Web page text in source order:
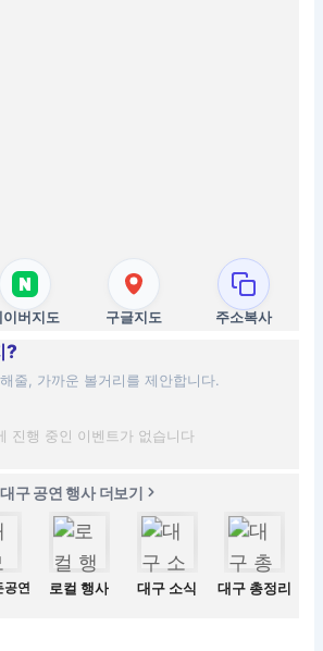
이버지도 구글지도 주소복사
?
줄, 가까운 볼거리를 제안합니다.
진행 중인 이벤트가 없습니다
대구 공연 행사 더보기
공연 로컬 행사 대구 소식 대구 총정리